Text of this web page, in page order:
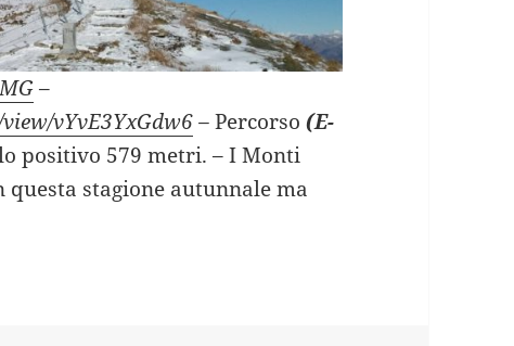
–
vYvE3YxGdw6–Percorso(E-
positivo 579 metri. – I Monti
stagione autunnale ma
GENEROSO da Monte Orimento (CO).